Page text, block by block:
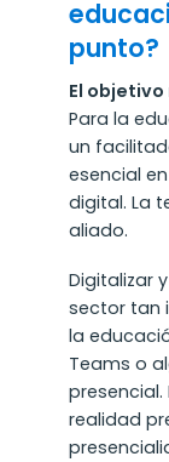
punto?
El
Para la
un
esencial
digital. La
aliado.
Digitalizar
sector tan
la
Teams o
presencial.
realidad